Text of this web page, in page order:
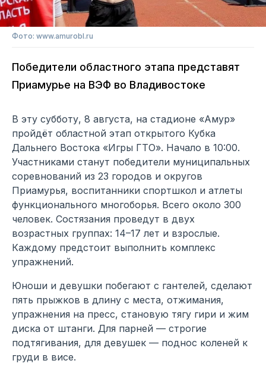
Фото: www.amurobl.ru
Победители областного этапа представят
Приамурье на ВЭФ во Владивостоке
В эту субботу, 8 августа, на стадионе «Амур»
пройдёт областной этап открытого Кубка
Дальнего Востока «Игры ГТО». Начало в 10:00.
Участниками станут победители муниципальных
соревнований из 23 городов и округов
Приамурья, воспитанники спортшкол и атлеты
функционального многоборья. Всего около 300
человек. Состязания проведут в двух
возрастных группах: 14–17 лет и взрослые.
Каждому предстоит выполнить комплекс
упражнений.
Юноши и девушки побегают с гантелей, сделают
пять прыжков в длину с места, отжимания,
упражнения на пресс, становую тягу гири и жим
диска от штанги. Для парней — строгие
подтягивания, для девушек — поднос коленей к
груди в висе.